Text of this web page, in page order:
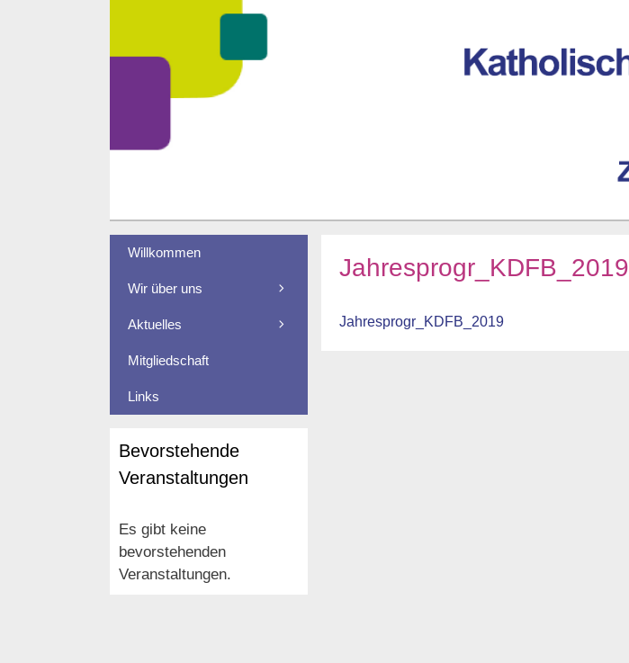
Jahresprogr_KDFB_2019
Jahresprogr_KDFB_2019
Willkommen
Wir über uns
Aktuelles
Mitgliedschaft
Links
Bevorstehende
Veranstaltungen
Es gibt keine
bevorstehenden
Veranstaltungen.